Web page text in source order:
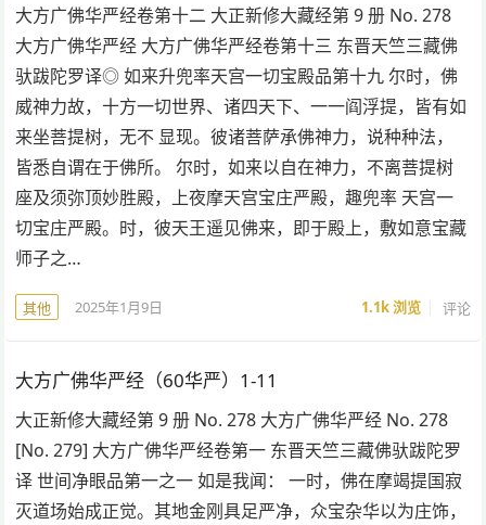
大方广佛华严经卷第十二 大正新修大藏经第 9 册 No. 278
大方广佛华严经 大方广佛华严经卷第十三 东晋天竺三藏佛
驮跋陀罗译◎ 如来升兜率天宫一切宝殿品第十九 尔时，佛
威神力故，十方一切世界、诸四天下、一一阎浮提，皆有如
来坐菩提树，无不 显现。彼诸菩萨承佛神力，说种种法，
皆悉自谓在于佛所。 尔时，如来以自在神力，不离菩提树
座及须弥顶妙胜殿，上夜摩天宫宝庄严殿，趣兜率 天宫一
切宝庄严殿。时，彼天王遥见佛来，即于殿上，敷如意宝藏
师子之…
其他 2025年1月9日 1.1k浏览 评论
大方广佛华严经（60华严）1-11
大正新修大藏经第 9 册 No. 278 大方广佛华严经 No. 278
[No. 279] 大方广佛华严经卷第一 东晋天竺三藏佛驮跋陀罗
译 世间净眼品第一之一 如是我闻： 一时，佛在摩竭提国寂
灭道场始成正觉。其地金刚具足严净，众宝杂华以为庄饰，